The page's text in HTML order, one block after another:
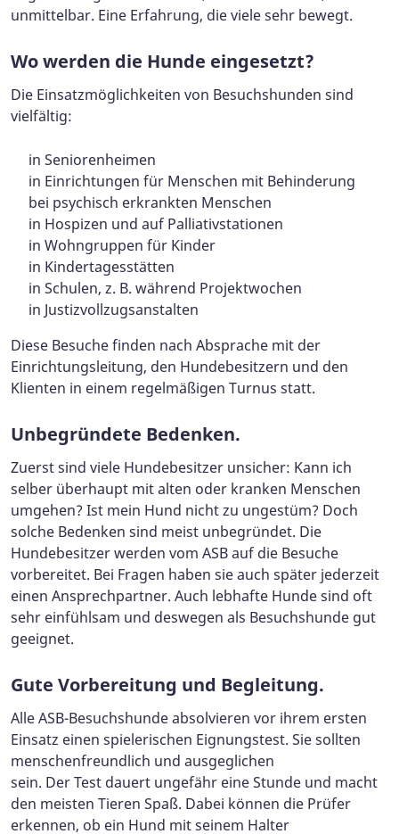
unmittelbar. Eine Erfahrung, die viele sehr bewegt.
Wo werden die Hunde eingesetzt?
Die Einsatzmöglichkeiten von Besuchshunden sind
vielfältig:
in Seniorenheimen
in Einrichtungen für Menschen mit Behinderung
bei psychisch erkrankten Menschen
in Hospizen und auf Palliativstationen
in Wohngruppen für Kinder
in Kindertagesstätten
in Schulen, z. B. während Projektwochen
in Justizvollzugsanstalten
Diese Besuche finden nach Absprache mit der
Einrichtungsleitung, den Hundebesitzern und den
Klienten in einem regelmäßigen Turnus statt.
Unbegründete Bedenken.
Zuerst sind viele Hundebesitzer unsicher: Kann ich
selber überhaupt mit alten oder kranken Menschen
umgehen? Ist mein Hund nicht zu ungestüm? Doch
solche Bedenken sind meist unbegründet. Die
Hundebesitzer werden vom ASB auf die Besuche
vorbereitet. Bei Fragen haben sie auch später jederzeit
einen Ansprechpartner. Auch lebhafte Hunde sind oft
sehr einfühlsam und deswegen als Besuchshunde gut
geeignet.
Gute Vorbereitung und Begleitung.
Alle ASB-Besuchshunde absolvieren vor ihrem ersten
Einsatz einen spielerischen Eignungstest. Sie sollten
menschenfreundlich und ausgeglichen
sein. Der Test dauert ungefähr eine Stunde und macht
den meisten Tieren Spaß. Dabei können die Prüfer
erkennen, ob ein Hund mit seinem Halter